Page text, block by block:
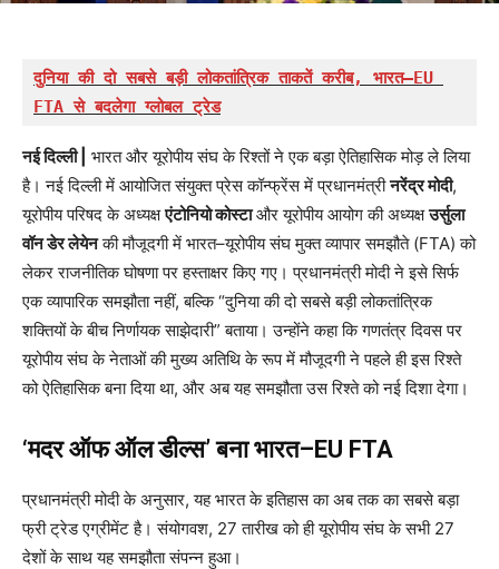
दुनिया की दो सबसे बड़ी लोकतांत्रिक ताकतें करीब, भारत–EU
FTA से बदलेगा ग्लोबल ट्रेड
नई दिल्ली | भारत और यूरोपीय संघ के रिश्तों ने एक बड़ा ऐतिहासिक मोड़ ले लिया
है। नई दिल्ली में आयोजित संयुक्त प्रेस कॉन्फ्रेंस में प्रधानमंत्रीनरेंद्र मोदी,
यूरोपीय परिषद के अध्यक्षएंटोनियो कोस्टाऔर यूरोपीय आयोग की अध्यक्षउर्सुला
वॉन डेर लेयेनकी मौजूदगी में भारत–यूरोपीय संघ मुक्त व्यापार समझौते (FTA) को
लेकर राजनीतिक घोषणा पर हस्ताक्षर किए गए। प्रधानमंत्री मोदी ने इसे सिर्फ
एक व्यापारिक समझौता नहीं, बल्कि “दुनिया की दो सबसे बड़ी लोकतांत्रिक
शक्तियों के बीच निर्णायक साझेदारी” बताया। उन्होंने कहा कि गणतंत्र दिवस पर
यूरोपीय संघ के नेताओं की मुख्य अतिथि के रूप में मौजूदगी ने पहले ही इस रिश्ते
को ऐतिहासिक बना दिया था, और अब यह समझौता उस रिश्ते को नई दिशा देगा।
‘मदर ऑफ ऑल डील्स’ बना भारत–EU FTA
प्रधानमंत्री मोदी के अनुसार, यह भारत के इतिहास का अब तक का सबसे बड़ा
फ्री ट्रेड एग्रीमेंट है। संयोगवश, 27 तारीख को ही यूरोपीय संघ के सभी 27
देशों के साथ यह समझौता संपन्न हुआ।